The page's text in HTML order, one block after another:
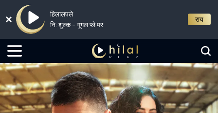
हिलालपले
नि: शुल्क - गूगल प्ले पर
राय